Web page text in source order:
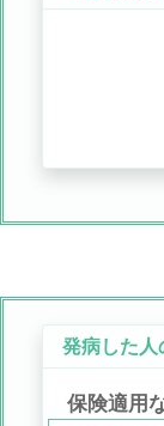
発病した
保険適用